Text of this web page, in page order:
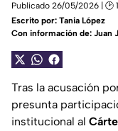
Publicado 26/05/2026 | 🕑
Escrito por: Tania López
Con información de: Juan
Tras la acusación
presunta
institucional al